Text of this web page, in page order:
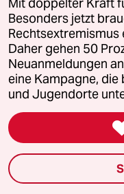
genossenschaft
taz zahl ich
recherchefonds
panterstiftung
panterpreis 2026
Mit doppelter Kraft
Besonders jetzt
Rechtsextremismus
Daher gehen 50
Neuanmeldungen
eine Kampagne,
und Jugendorte